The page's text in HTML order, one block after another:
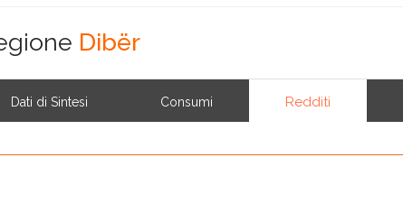
Dibër
Dati di Sintesi Consumi Redditi